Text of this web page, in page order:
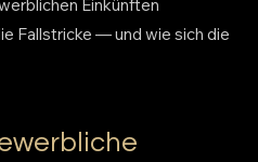
Einkünften
Fallstricke — und wie sich die